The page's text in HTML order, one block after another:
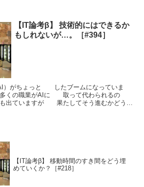
【IT論考β】 技術的にはできるか
もしれないが…。［#394］
）がちょっと したブームになっていま
職業がAIに 取って代わられるの
いますが 果たしてそう進むかどう
【IT論考β】 移動時間のすき間をどう埋
めていくか？［#218］